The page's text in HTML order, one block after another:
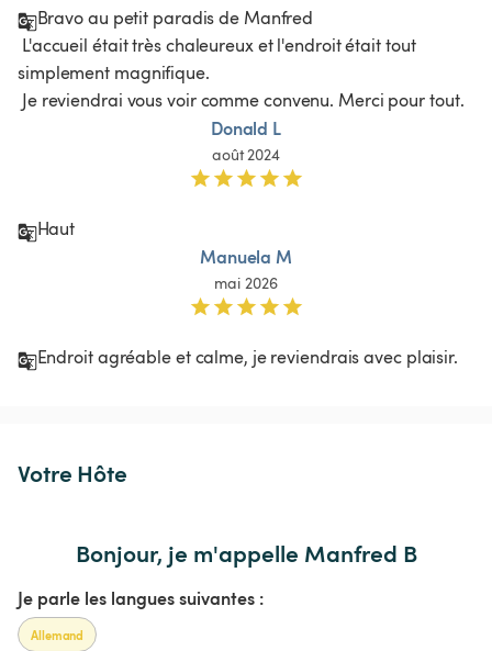
Bravo au petit paradis de Manfred
simplement magnifique.
Je reviendrai vous voir comme convenu. Merci pour tout.
Donald L
août 2024
Haut
Manuela M
mai 2026
Endroit agréable et calme, je reviendrais avec plaisir.
Votre Hôte
Bonjour, je m'appelle Manfred B
Je parle les langues suivantes :
Allemand